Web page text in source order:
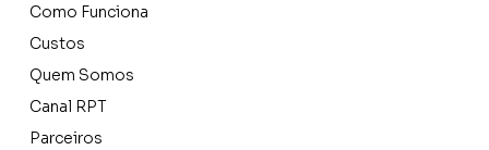
Como Funciona
Custos
Quem Somos
Canal RPT
Parceiros